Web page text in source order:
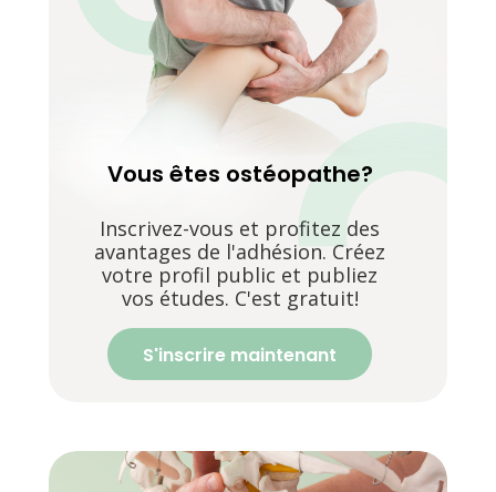
Vous êtes ostéopathe?
Inscrivez-vous et profitez des
avantages de l'adhésion. Créez
votre profil public et publiez
vos études. C'est gratuit!
S'inscrire maintenant